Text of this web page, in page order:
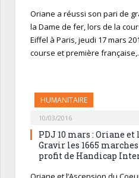
Oriane a réussi son pari de
la Dame de fer, lors de la
Eiffel à Paris, jeudi 17 mars
course et première
HUMANITAIRE
10/03/2016
PDJ 10 mars : Oriane et
Gravir les 1665
profit de Handicap